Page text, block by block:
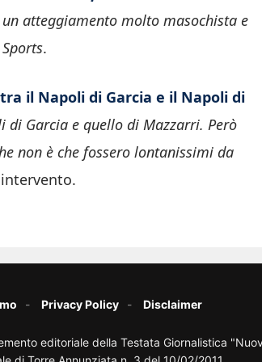
atteggiamento molto masochista e
.
il Napoli di Garcia e il Napoli di
di Garcia e quello di Mazzarri. Però
non è che fossero lontanissimi da
Privacy Policy Disclaimer
editoriale della Testata Giornalistica